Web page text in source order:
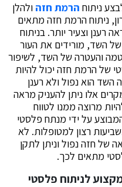
ניתוח הרמת חזה ולהלן
ניתוח הרמת חזה מתאים
רענן וצעיר יותר. בניתוח
השד, מורידים את העור
והעטרה של השד, לשיפור
של הרמת חזה יכול להיות
הוא נפול ולא רענן
אלו ניתן להעניק מראה
מרוצה ממנו לטווח
על ידי מנתח פלסטי
רצון למטופלות. לא
של חזה נפול וניתן לתקן
מתאים לכך.
לניתוח פלסטי